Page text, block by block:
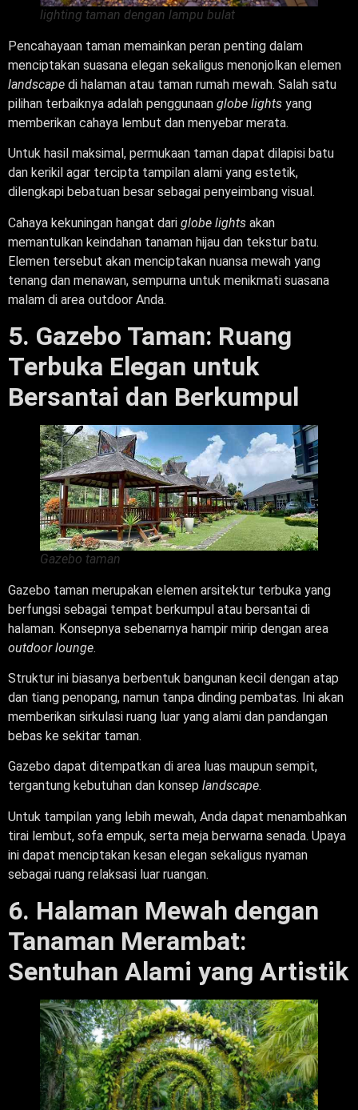
lighting taman dengan lampu bulat
Pencahayaan taman memainkan peran penting dalam
menciptakan suasana elegan sekaligus menonjolkan elemen
landscape di halaman atau taman rumah mewah. Salah satu
pilihan terbaiknya adalah penggunaan globe lights yang
memberikan cahaya lembut dan menyebar merata.
Untuk hasil maksimal, permukaan taman dapat dilapisi batu
dan kerikil agar tercipta tampilan alami yang estetik,
dilengkapi bebatuan besar sebagai penyeimbang visual.
Cahaya kekuningan hangat dari globe lights akan
memantulkan keindahan tanaman hijau dan tekstur batu.
Elemen tersebut akan menciptakan nuansa mewah yang
tenang dan menawan, sempurna untuk menikmati suasana
malam di area outdoor Anda.
5. Gazebo Taman: Ruang
Terbuka Elegan untuk
Bersantai dan Berkumpul
Gazebo taman
Gazebo taman merupakan elemen arsitektur terbuka yang
berfungsi sebagai tempat berkumpul atau bersantai di
halaman. Konsepnya sebenarnya hampir mirip dengan area
outdoor lounge.
Struktur ini biasanya berbentuk bangunan kecil dengan atap
dan tiang penopang, namun tanpa dinding pembatas. Ini akan
memberikan sirkulasi ruang luar yang alami dan pandangan
bebas ke sekitar taman.
Gazebo dapat ditempatkan di area luas maupun sempit,
tergantung kebutuhan dan konsep landscape.
Untuk tampilan yang lebih mewah, Anda dapat menambahkan
tirai lembut, sofa empuk, serta meja berwarna senada. Upaya
ini dapat menciptakan kesan elegan sekaligus nyaman
sebagai ruang relaksasi luar ruangan.
6. Halaman Mewah dengan
Tanaman Merambat:
Sentuhan Alami yang Artistik